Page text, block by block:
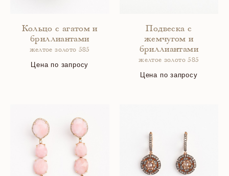
Кольцо с агатом и
бриллиантами
желтое золото 585
Цена по запросу
Подвеска с
жемчугом и
бриллиантами
желтое золото 585
Цена по запросу